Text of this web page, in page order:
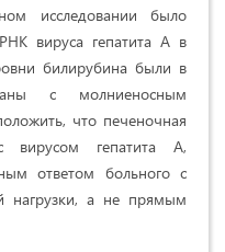
исследовании было
вируса гепатита А в
билирубина были в
с молниеносным
что печеночная
с вирусом гепатита А,
ответом больного с
нагрузки, а не прямым